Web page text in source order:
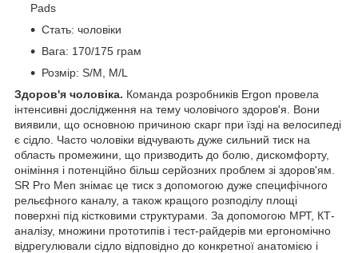
Pads
Стать: чоловіки
Вага: 170/175 грам
Розмір: S/M, M/L
Здоров'я чоловіка. Команда розробників Ergon провела
інтенсивні дослідження на тему чоловічого здоров'я. Вони
виявили, що основною причиною скарг при їзді на велосипеді
є сідло. Часто чоловіки відчувають дуже сильний тиск на
область промежини, що призводить до болю, дискомфорту,
оніміння і потенційно більш серйозних проблем зі здоров'ям.
SR Pro Men знімає це тиск з допомогою дуже специфічного
рельєфного каналу, а також кращого розподілу площі
поверхні під кістковими структурами. За допомогою МРТ, КТ-
аналізу, множини прототипів і тест-райдерів ми ергономічно
відрегулювали сідло відповідно до конкретної анатомією і